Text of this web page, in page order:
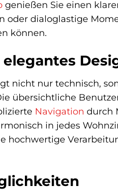
genießen Sie einen
oder dialoglastige
können.
nicht nur technisch,
übersichtliche
Navigation durch
in jedes
hochwertige